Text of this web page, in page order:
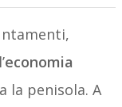
economia
la penisola. A